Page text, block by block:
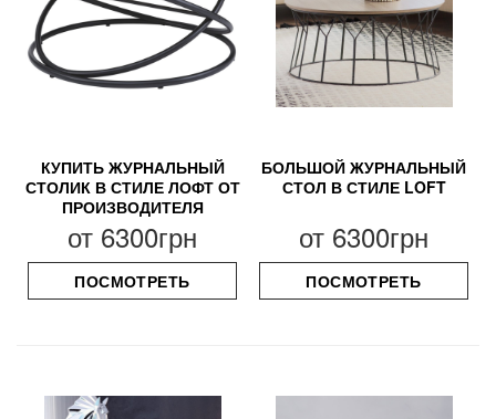
КУПИТЬ ЖУРНАЛЬНЫЙ
СТОЛИК В СТИЛЕ ЛОФТ ОТ
ПРОИЗВОДИТЕЛЯ
от 6300грн
ПОСМОТРЕТЬ
БОЛЬШОЙ ЖУРНАЛЬНЫЙ
СТОЛ В СТИЛЕ LOFT
от 6300грн
ПОСМОТРЕТЬ